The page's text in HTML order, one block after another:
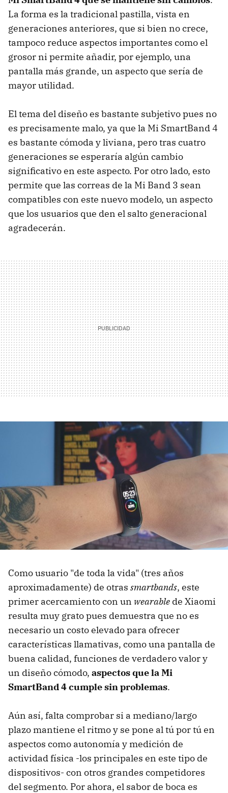
La forma es la tradicional pastilla, vista en
generaciones anteriores, que si bien no crece,
tampoco reduce aspectos importantes como el
grosor ni permite añadir, por ejemplo, una
pantalla más grande, un aspecto que sería de
mayor utilidad.
El tema del diseño es bastante subjetivo pues no
es precisamente malo, ya que la Mi SmartBand 4
es bastante cómoda y liviana, pero tras cuatro
generaciones se esperaría algún cambio
significativo en este aspecto. Por otro lado, esto
permite que las correas de la Mi Band 3 sean
compatibles con este nuevo modelo, un aspecto
que los usuarios que den el salto generacional
agradecerán.
Como usuario "de toda la vida" (tres años
aproximadamente) de otras smartbands, este
primer acercamiento con un wearable de Xiaomi
resulta muy grato pues demuestra que no es
necesario un costo elevado para ofrecer
características llamativas, como una pantalla de
buena calidad, funciones de verdadero valor y
un diseño cómodo, aspectos que la Mi
SmartBand 4 cumple sin problemas.
Aún así, falta comprobar si a mediano/largo
plazo mantiene el ritmo y se pone al tú por tú en
aspectos como autonomía y medición de
actividad física -los principales en este tipo de
dispositivos- con otros grandes competidores
del segmento. Por ahora, el sabor de boca es